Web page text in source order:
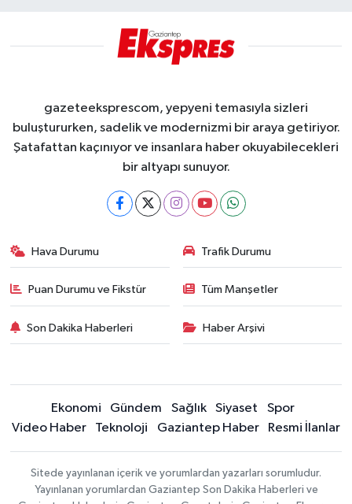
gazeteeksprescom, yepyeni temasıyla sizleri
buluştururken, sadelik ve modernizmi bir araya getiriyor.
Şatafattan kaçınıyor ve insanlara haber okuyabilecekleri
bir altyapı sunuyor.
Hava Durumu Trafik Durumu
Puan Durumu ve Fikstür Tüm Manşetler
Son Dakika Haberleri Haber Arşivi
Ekonomi Gündem Sağlık Siyaset
Spor
Video Haber
Teknoloji Gaziantep Haber Resmi İlanlar
Sitede yayınlanan içerik ve yorumlardan yazarları sorumludur.
Yayınlanan yorumlardan Gaziantep Son Dakika Haberleri ve